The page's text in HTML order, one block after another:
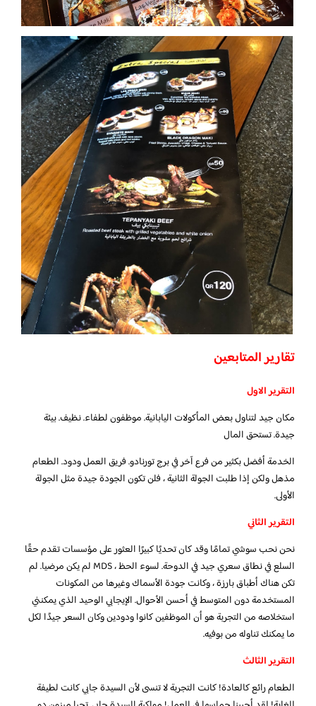
تقارير المتابعين
التقرير الاول
مكان جيد لتناول بعض المأكولات اليابانية. موظفون لطفاء. نظيف. بيئة
جيدة. تستحق المال
الخدمة أفضل بكثير من فرع آخر في برج تورنادو. فريق العمل ودود. الطعام
مذهل ولكن إذا طلبت الجولة الثانية ، فلن تكون الجودة جيدة مثل الجولة
الأولى.
التقرير الثاني
نحن نحب سوشي تمامًا وقد كان تحديًا كبيرًا العثور على مؤسسات تقدم حقًا
السلع في نطاق سعري جيد في الدوحة. لسوء الحظ ، MDS لم يكن مرضيا. لم
تكن هناك أطباق بارزة ، وكانت جودة الأسماك وغيرها من المكونات
المستخدمة دون المتوسط ​​في أحسن الأحوال. الإيجابي الوحيد الذي يمكنني
استخلاصه من التجربة هو أن الموظفين كانوا ودودين وكان السعر جيدًا لكل
ما يمكنك تناوله من بوفيه.
التقرير الثالث
الطعام رائع كالعادة! كانت التجربة لا تنسى لأن السيدة جابي كانت لطيفة